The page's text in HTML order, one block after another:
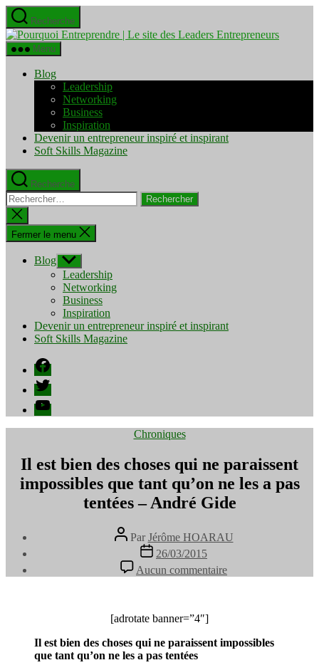
Aller
au
contenu
Recherche
Pourquoi
Menu
Blog
Leadership
Networking
Business
Inspiration
Devenir un entrepreneur inspiré et inspirant
Soft Skills Magazine
Recherche
Rechercher :
Fermer
la
recherche
Fermer le menu
Blog Afficher
le
sous-
menu
Leadership
Networking
Business
Inspiration
Devenir un entrepreneur inspiré et inspirant
Soft Skills Magazine
Facebook
Twitter
YouTube
Catégories
Chroniques
Il est bien des choses qui ne paraissent
impossibles que tant qu’on ne les a pas
tentées – André Gide
Auteur
de
l’article
Par Jérôme HOARAU
Date
l’article
26/03/2015
Aucun commentaire
Il
qui
[adrotate banner=”4″]
Il est bien des choses qui ne paraissent impossibles
que tant qu’on ne les a pas tentées